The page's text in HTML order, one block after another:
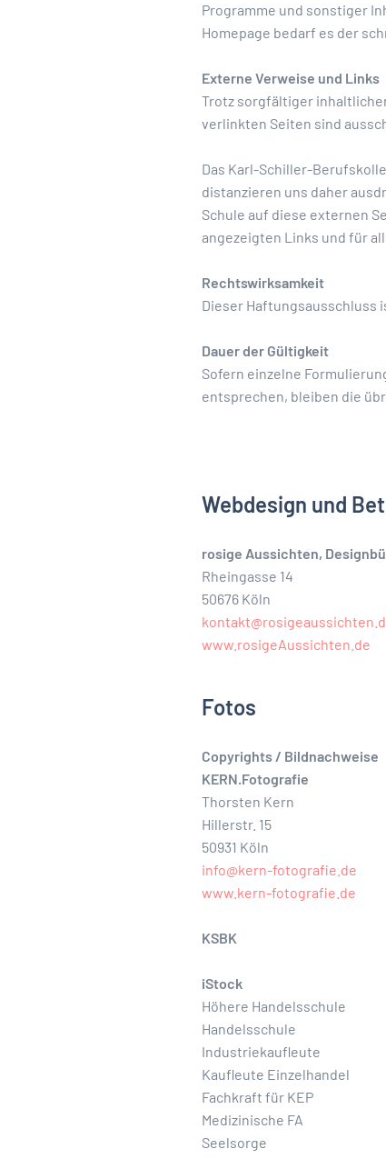
Programme und sonstiger
Homepage bedarf es der
Externe Verweise und Links
Trotz sorgfältiger
verlinkten Seiten sind
Das Karl-Schiller-
distanzieren uns daher
Schule auf diese externen
angezeigten Links und für
Rechtswirksamkeit
Dieser Haftungsausschluss
Dauer der Gültigkeit
Sofern einzelne
entsprechen, bleiben die
Webdesign und
rosige Aussichten,
Rheingasse 14
50676 Köln
www.rosigeAussichten.de
Fotos
Copyrights / Bildnachweise
KERN.Fotografie
Thorsten Kern
Hillerstr. 15
50931 Köln
info@kern-fotografie.de
www.kern-fotografie.de
KSBK
iStock
Höhere Handelsschule
Handelsschule
Industriekaufleute
Kaufleute Einzelhandel
Fachkraft für KEP
Medizinische FA
Seelsorge